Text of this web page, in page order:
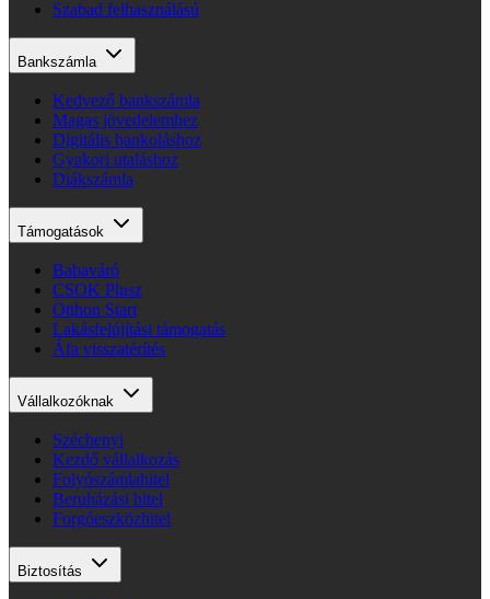
Szabad felhasználású
Bankszámla
Kedvező bankszámla
Magas jövedelemhez
Digitális bankoláshoz
Gyakori utaláshoz
Diákszámla
Támogatások
Babaváró
CSOK Plusz
Otthon Start
Lakásfelújítási támogatás
Áfa visszatérítés
Vállalkozóknak
Széchenyi
Kezdő vállalkozás
Folyószámlahitel
Beruházási hitel
Forgóeszközhitel
Biztosítás